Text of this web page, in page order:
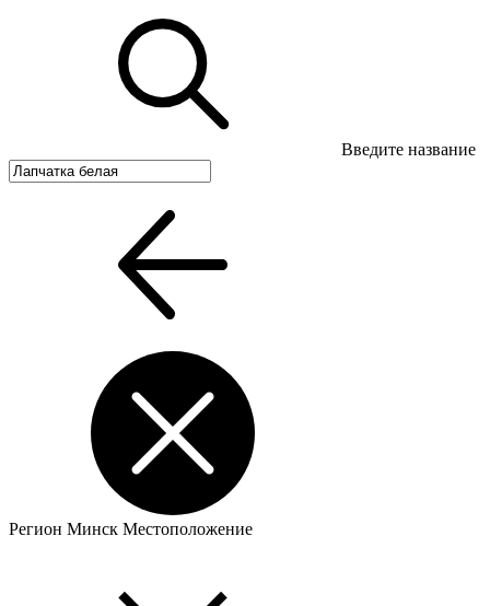
Введите название
Регион Минск Местоположение